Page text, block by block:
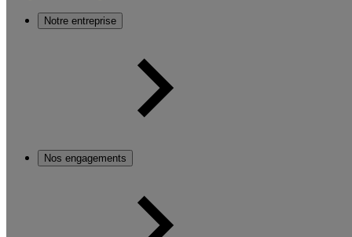
Notre entreprise
Nos engagements